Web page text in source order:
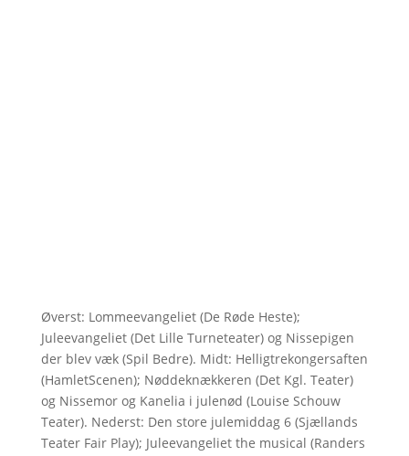
Øverst: Lommeevangeliet (De Røde Heste);
Juleevangeliet (Det Lille Turneteater) og Nissepigen
der blev væk (Spil Bedre). Midt: Helligtrekongersaften
(HamletScenen); Nøddeknækkeren (Det Kgl. Teater)
og Nissemor og Kanelia i julenød (Louise Schouw
Teater). Nederst: Den store julemiddag 6 (Sjællands
Teater Fair Play); Juleevangeliet the musical (Randers